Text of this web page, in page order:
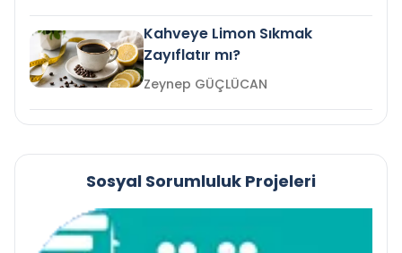
Kahveye Limon Sıkmak
Zayıflatır mı?
Zeynep GÜÇLÜCAN
Sosyal Sorumluluk Projeleri